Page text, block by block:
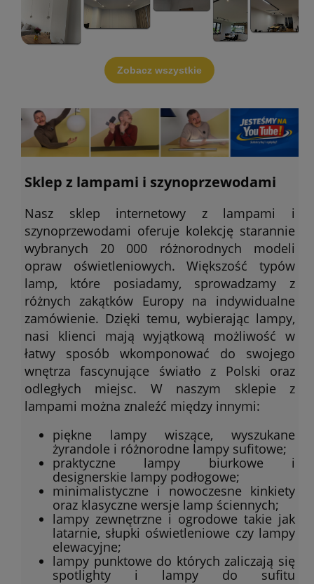
Zobacz wszystkie
Sklep z lampami i szynoprzewodami
Nasz sklep internetowy z lampami i
szynoprzewodami oferuje kolekcję starannie
wybranych 20 000 różnorodnych modeli
opraw oświetleniowych. Większość typów
lamp, które posiadamy, sprowadzamy z
różnych zakątków Europy na indywidualne
zamówienie. Dzięki temu, wybierając lampy,
nasi klienci mają wyjątkową możliwość w
łatwy sposób wkomponować do swojego
wnętrza fascynujące światło z Polski oraz
odległych miejsc. W naszym sklepie z
lampami można znaleźć między innymi:
piękne lampy wiszące, wyszukane
żyrandole i różnorodne lampy sufitowe;
praktyczne lampy biurkowe i
designerskie lampy podłogowe;
minimalistyczne i nowoczesne kinkiety
oraz klasyczne wersje lamp ściennych;
lampy zewnętrzne i ogrodowe takie jak
latarnie, słupki oświetleniowe czy lampy
elewacyjne;
lampy punktowe do których zaliczają się
spotlighty i lampy do sufitu